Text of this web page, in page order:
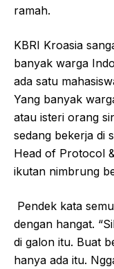
ramah.
KBRI Kroasia
banyak warga
ada satu
Yang banyak
atau isteri orang
sedang bekerja di
Head of Protocol
ikutan nimbrung
Pendek kata
dengan hangat.
di galon itu. Buat
hanya ada itu.